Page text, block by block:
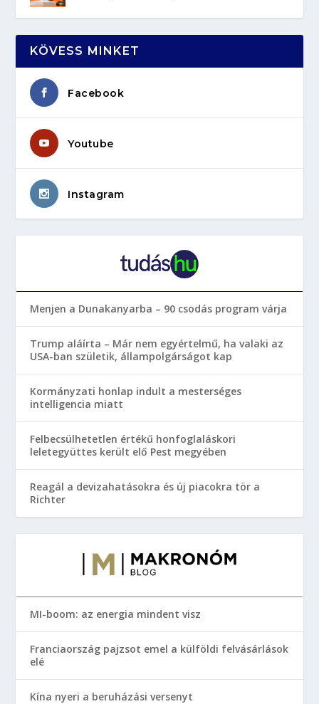
KÖVESS MINKET
Facebook
Youtube
Instagram
Menjen a Dunakanyarba – 90 csodás program várja
Trump aláírta – Már nem egyértelmű, ha valaki az
USA-ban születik, állampolgárságot kap
Kormányzati honlap indult a mesterséges
intelligencia miatt
Felbecsülhetetlen értékű honfoglaláskori
leletegyüttes került elő Pest megyében
Reagál a devizahatásokra és új piacokra tör a
Richter
MI-boom: az energia mindent visz
Franciaország pajzsot emel a külföldi felvásárlások
elé
Kína nyeri a beruházási versenyt